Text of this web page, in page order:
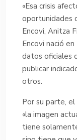
«Esa crisis
oportunidades
Encovi, Anitza
Encovi nació
datos oficiales
publicar
otros.
Por su parte, el
«la imagen
tiene